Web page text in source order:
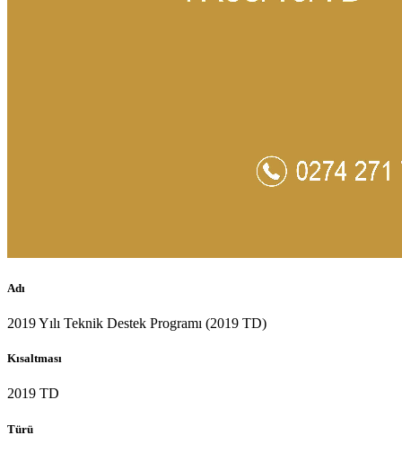
Adı
2019 Yılı Teknik Destek Programı (2019 TD)
Kısaltması
2019 TD
Türü